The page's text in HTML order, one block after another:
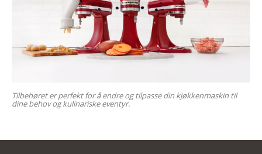
Tilbehøret er perfekt for å endre og tilpasse din kjøkkenmaskin til
dine behov og kulinariske eventyr.